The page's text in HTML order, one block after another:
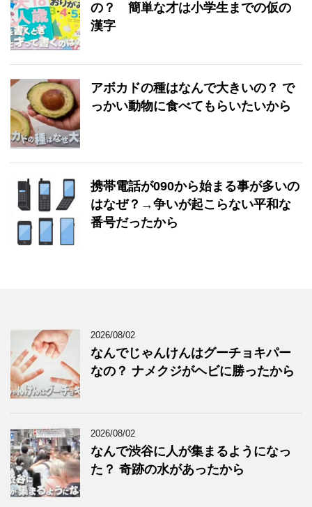
の？ 簡単な才は小学生までの仮の
漢字
アボカドの種はなんで大きいの？ で
っかい動物に食べてもらいたいから
携帯電話が090から始まる事が多いの
はなぜ？→争いが起こらない平和な
番号だったから
2026/08/02
なんでじゃんけんはグーチョキパー
なの？ ナメクジがヘビに勝ったから
2026/08/02
なんで渋谷に人が集まるようになっ
た？ 奇跡の水があったから